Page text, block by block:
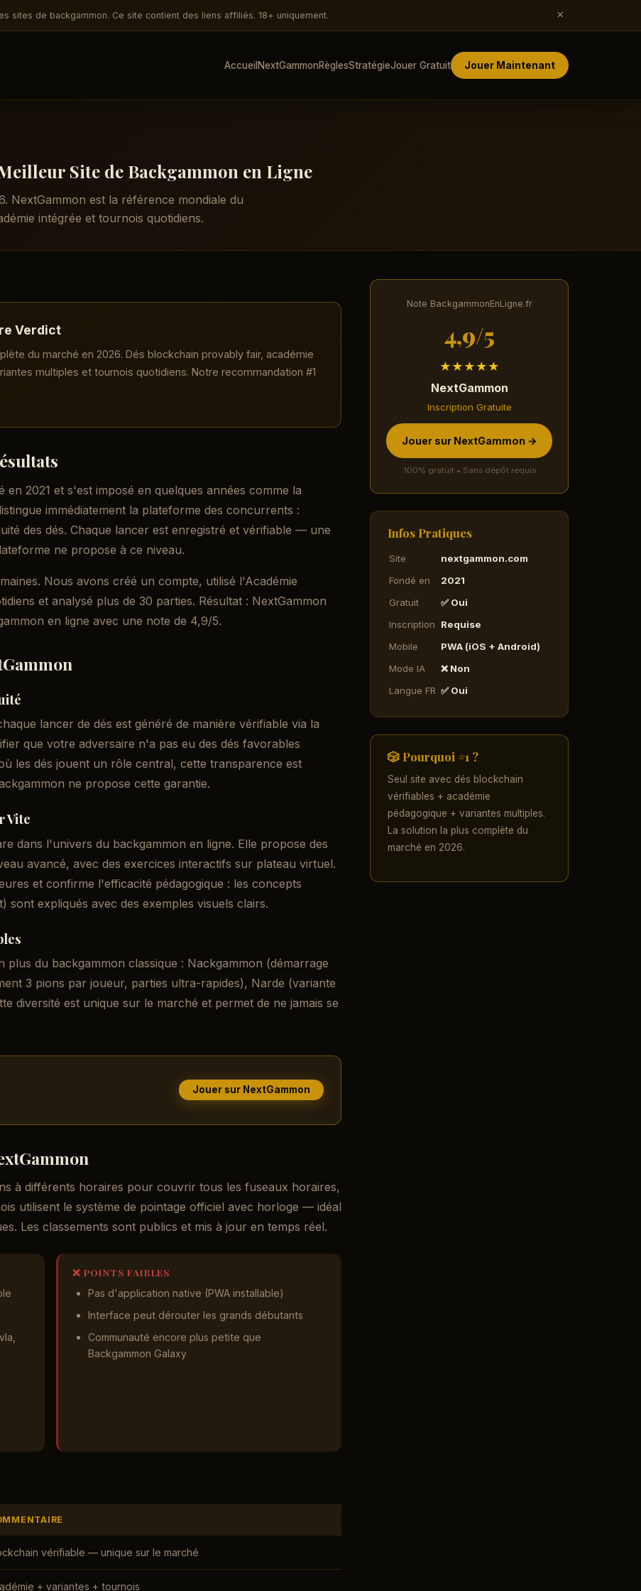
sites de backgammon. Ce site contient des liens affiliés. 18+ uniquement. ×
Accueil NextGammonRèglesStratégieJouer Gratuit Jouer Maintenant
Site de Backgammon en Ligne
NextGammon est la référence mondiale du
intégrée et tournois quotidiens.
Verdict
du marché en 2026. Dés blockchain provably fair, académie
multiples et tournois quotidiens. Notre recommandation #1
2021 et s'est imposé en quelques années comme la
immédiatement la plateforme des concurrents :
des dés. Chaque lancer est enregistré et vérifiable — une
ne propose à ce niveau.
Nous avons créé un compte, utilisé l'Académie
et analysé plus de 30 parties. Résultat : NextGammon
en ligne avec une note de 4,9/5.
lancer de dés est généré de manière vérifiable via la
que votre adversaire n'a pas eu des dés favorables
les dés jouent un rôle central, cette transparence est
ne propose cette garantie.
Vite
dans l'univers du backgammon en ligne. Elle propose des
avancé, avec des exercices interactifs sur plateau virtuel.
et confirme l'efficacité pédagogique : les concepts
expliqués avec des exemples visuels clairs.
du backgammon classique : Nackgammon (démarrage
3 pions par joueur, parties ultra-rapides), Narde (variante
diversité est unique sur le marché et permet de ne jamais se
Jouer sur NextGammon
à différents horaires pour couvrir tous les fuseaux horaires,
utilisent le système de pointage officiel avec horloge — idéal
Les classements sont publics et mis à jour en temps réel.
❌ POINTS FAIBLES
Pas d'application native (PWA installable)
Interface peut dérouter les grands débutants
Communauté encore plus petite que
Backgammon Galaxy
vérifiable — unique sur le marché
+ variantes + tournois
Note BackgammonEnLigne.fr
4,9/5
★★★★★
NextGammon
Inscription Gratuite
Jouer sur NextGammon →
100% gratuit • Sans dépôt requis
Infos Pratiques
Site
nextgammon.com
Fondé en
2021
Gratuit
✅ Oui
Inscription
Requise
Mobile
PWA (iOS + Android)
Mode IA
❌ Non
Langue FR ✅ Oui
🎲 Pourquoi #1 ?
Seul site avec dés blockchain
vérifiables + académie
pédagogique + variantes multiples.
La solution la plus complète du
marché en 2026.